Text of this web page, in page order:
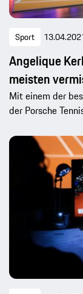
Sport
Angelique
meisten
Mit einem der
der Porsche